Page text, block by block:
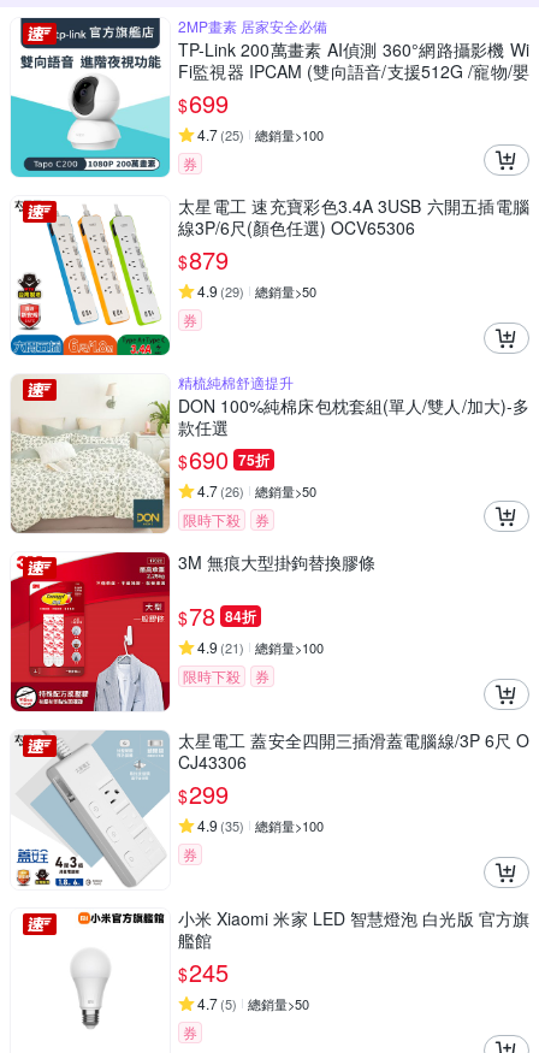
2MP畫素 居家安全必備
TP-Link 200萬畫素 AI偵測 360°網路攝影機 Wi
Fi監視器 IPCAM (雙向語音/支援512G /寵物/嬰
兒/長輩/Tapo C200)
$699
4.7(25) 總銷量>100
券
太星電工 速充寶彩色3.4A 3USB 六開五插電腦
線3P/6尺(顏色任選) OCV65306
$879
4.9 (29) 總銷量>50
券
精梳純棉舒適提升
DON 100%純棉床包枕套組(單人/雙人/加大)-多
款任選
$690 75折
4.7(26) 總銷量>50
限時下殺 券
3M 無痕大型掛鉤替換膠條
$78 84折
4.9 (21) 總銷量>100
限時下殺 券
太星電工 蓋安全四開三插滑蓋電腦線/3P 6尺 O
CJ43306
$299
4.9 (35) 總銷量>100
券
小米 Xiaomi 米家 LED 智慧燈泡 白光版 官方旗
艦館
$245
4.7(5) 總銷量>50
券